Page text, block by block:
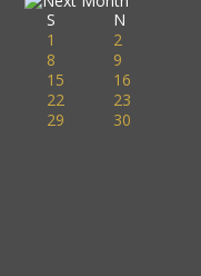
S
N
1
2
8
9
15
16
22
23
29
30